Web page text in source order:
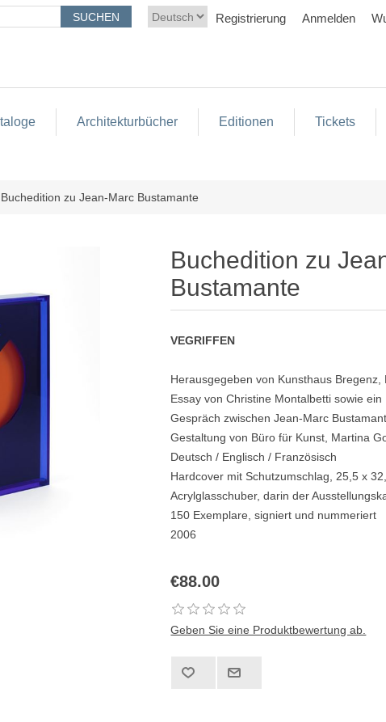
Registrierung Anmelden
Architekturbücher Editionen Tickets
Buchedition zu Jean-Marc Bustamante
Buchedition zu
Bustamante
VEGRIFFEN
Herausgegeben von Kunsthaus Bregenz,
Essay von Christine Montalbetti sowie ein
Gespräch zwischen Jean-Marc
Gestaltung von Büro für Kunst, Martina
Deutsch / Englisch / Französisch
Hardcover mit Schutzumschlag, 25,5 x
Acrylglasschuber, darin der
150 Exemplare, signiert und nummeriert
2006
€88.00
Geben Sie eine Produktbewertung ab.